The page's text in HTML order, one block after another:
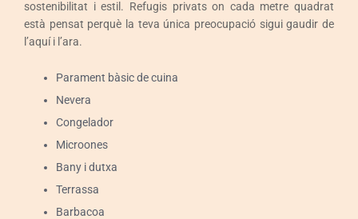
Menjar & Beure
Guia Miramar
Contactar
sostenibilitat i estil. Refugis privats on cada metre quadrat
està pensat perquè la teva única preocupació sigui gaudir de
l’aquí i l’ara.
Parament bàsic de cuina
Nevera
Congelador
Microones
Bany i dutxa
Terrassa
Barbacoa